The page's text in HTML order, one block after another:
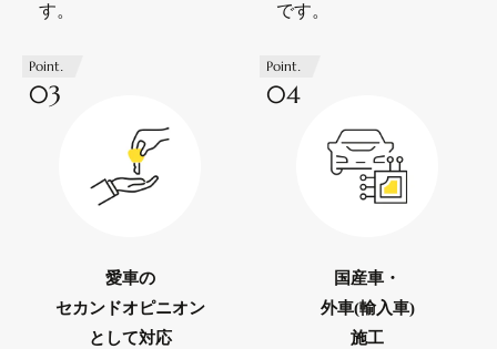
す。
です。
Point.
03
愛車の
セカンドオピニオン
として対応
Point.
04
国産車・
外車(輸入車)
施工